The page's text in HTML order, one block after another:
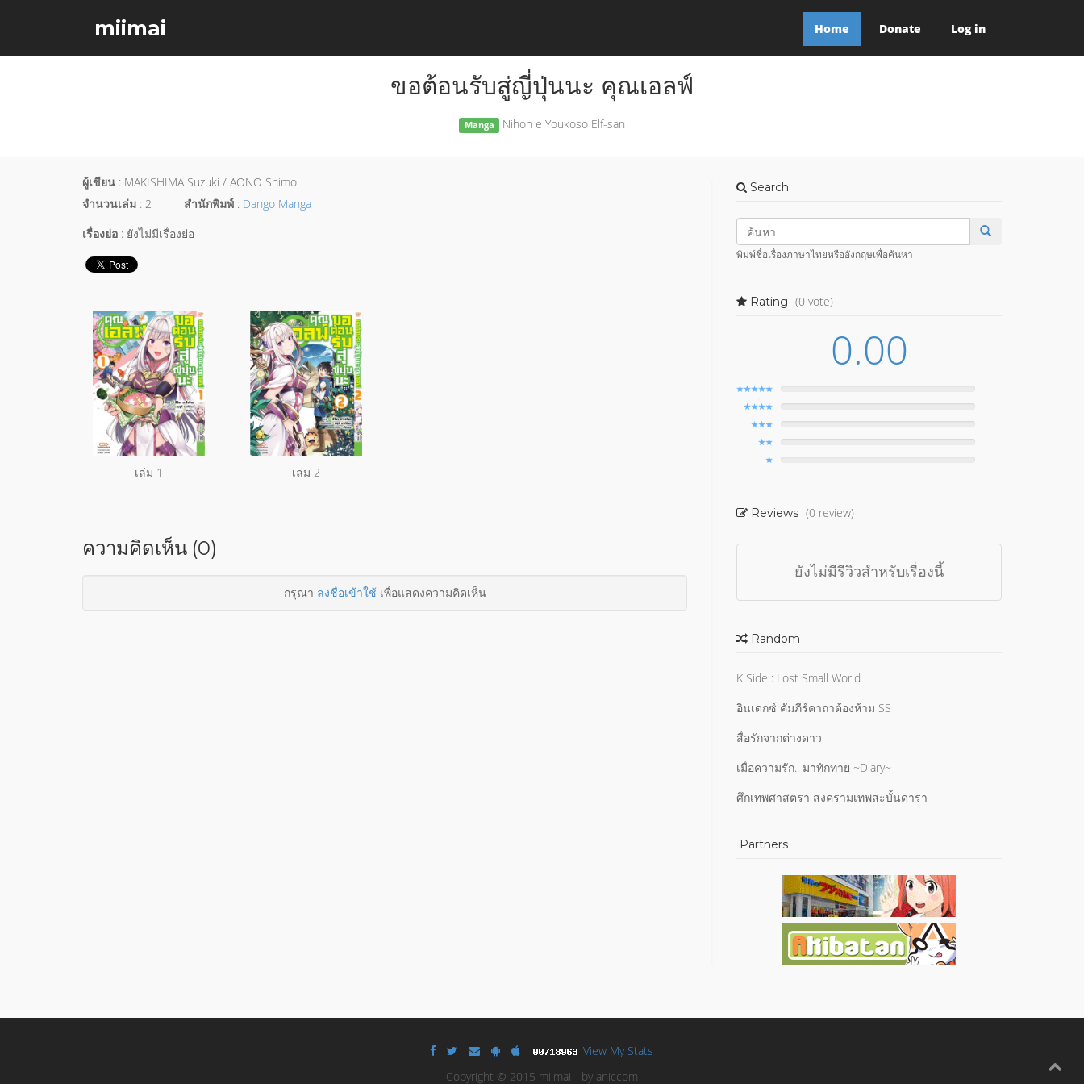
miimai Home Donate Log in
ขอต้อนรับสู่ญี่ปุ่นนะ คุณเอลฟ์
Manga Nihon e Youkoso Elf-san
ผู้เขียน : MAKISHIMA Suzuki / AONO Shimo
จำนวนเล่ม : 2 สำนักพิมพ์ : Dango Manga
เรื่องย่อ : ยังไม่มีเรื่องย่อ
เล่ม 1 เล่ม 2
ความคิดเห็น (0)
กรุณา ลงชื่อเข้าใช้เพื่อแสดงความคิดเห็น
Search
พิมพ์ชื่อเรื่องภาษาไทยหรืออังกฤษเพื่อค้นหา
Rating (0 vote)
0.00
Reviews (0 review)
ยังไม่มีรีวิวสำหรับเรื่องนี้
Random
K Side : Lost Small World
อินเดกซ์ คัมภีร์คาถาต้องห้าม SS
สื่อรักจากต่างดาว
เมื่อความรัก.. มาทักทาย ~Diary~
ศึกเทพศาสตรา สงครามเทพสะบั้นดารา
Partners
View My Stats
Copyright © 2015 miimai - by aniccom